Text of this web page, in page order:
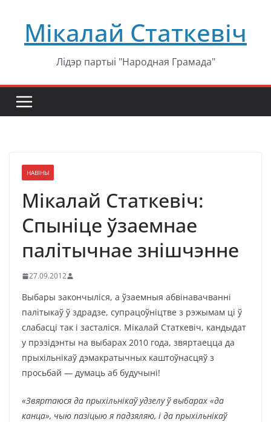
содержимому
Мікалай Статкевіч
Лідэр партыі "Народная Грамада"
НАВІНЫ
Мікалай Статкевіч:
Спыніце ўзаемнае
палітычнае знішчэнне
27.09.2012
Выбары закончыліся, а ўзаемныя абвінавачванні
палітыкаў ў здрадзе, супрацоўніцтве з рэжымам ці ў
слабасці так і засталіся. Мікалай Статкевіч, кандыдат
у прэзідэнты на выбарах 2010 года, звяртаецца да
прыхільнікаў дэмакратычных каштоўнасцяў з
просьбай — думаць аб будучыні!
«Звяртаюся да прыхільнікаў удзелу ў выбарах «да
канца», чыю пазіцыю я падзяляю, і да прыхільнікаў